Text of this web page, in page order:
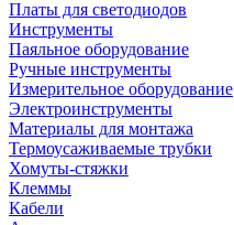
Платы для светодиодов
Инструменты
Паяльное оборудование
Ручные инструменты
Измерительное оборудование
Электроинструменты
Материалы для монтажа
Термоусаживаемые трубки
Хомуты-стяжки
Клеммы
Кабели